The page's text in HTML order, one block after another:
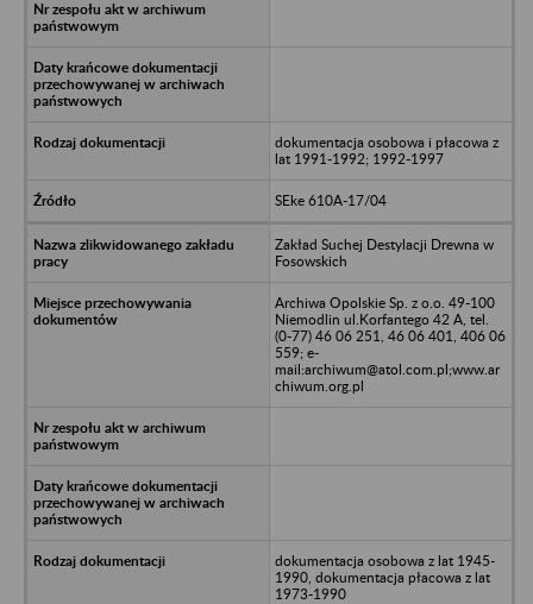
dokumentacja osobowa i płacowa z
lat 1991-1992; 1992-1997
SEke 610A-17/04
Zakład Suchej Destylacji Drewna w
Fosowskich
Archiwa Opolskie Sp. z o.o. 49-100
Niemodlin ul.Korfantego 42 A, tel.
(0-77) 46 06 251, 46 06 401, 406 06
559; e-
mail:archiwum@atol.com.pl;www.ar
chiwum.org.pl
dokumentacja osobowa z lat 1945-
1990, dokumentacja płacowa z lat
1973-1990